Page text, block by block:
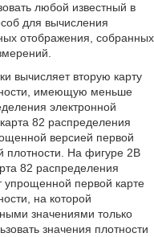
любой известный в
для вычисления
отображения, собранных
вычисляет вторую карту
имеющую меньше
электронной
82 распределения
версией первой
плотности. На фигуре 2B
82 распределения
упрощенной первой карте
на которой
значениями только
значения плотности